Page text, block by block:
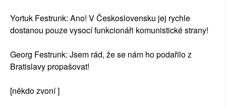
Yortuk Festrunk: Ano! V Československu jej rychle
dostanou pouze vysocí funkcionáři komunistické strany!
Georg Festrunk: Jsem rád, že se nám ho podařilo z
Bratislavy propašovat!
[někdo zvoní ]